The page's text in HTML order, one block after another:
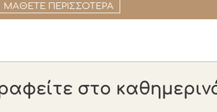
ΜΑΘΕΤΕ ΠΕΡΙΣΣΟΤΕΡΑ
στο